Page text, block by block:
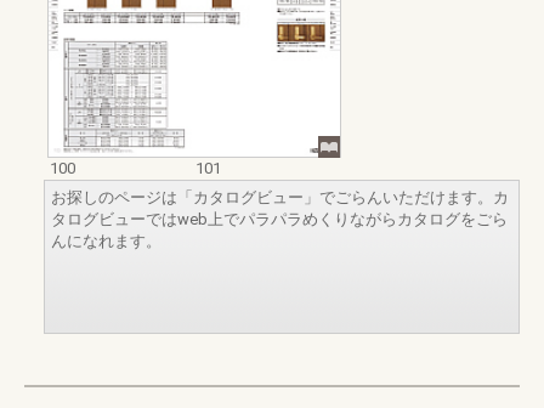
100
101
お探しのページは「カタログビュー」でごらんいただけます。カ
タログビューではweb上でパラパラめくりながらカタログをごら
んになれます。